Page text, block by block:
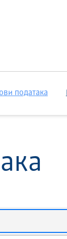
података